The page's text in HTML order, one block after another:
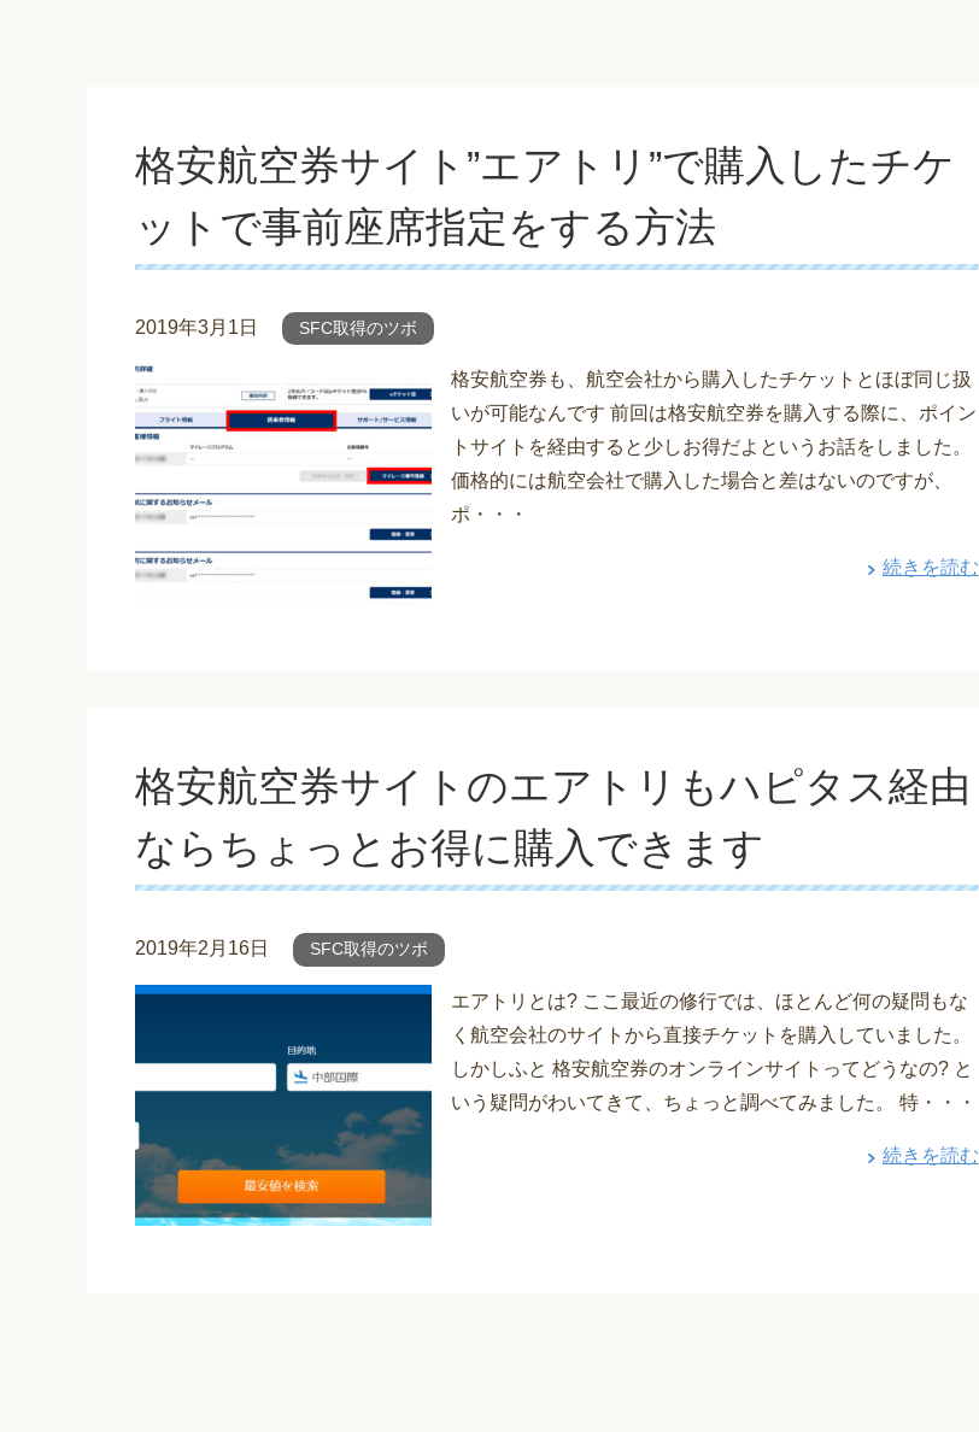
格安航空券サイト”エアトリ”で購入したチケ
ットで事前座席指定をする方法
2019年3月1日 SFC取得のツボ
格安航空券も、航空会社から購入したチケットとほぼ同じ扱
いが可能なんです 前回は格安航空券を購入する際に、ポイン
トサイトを経由すると少しお得だよというお話をしました。
価格的には航空会社で購入した場合と差はないのですが、
ポ・・・
続きを読む
格安航空券サイトのエアトリもハピタス経由
ならちょっとお得に購入できます
2019年2月16日 SFC取得のツボ
エアトリとは? ここ最近の修行では、ほとんど何の疑問もな
く航空会社のサイトから直接チケットを購入していました。
しかしふと 格安航空券のオンラインサイトってどうなの? と
いう疑問がわいてきて、ちょっと調べてみました。 特・・・
続きを読む